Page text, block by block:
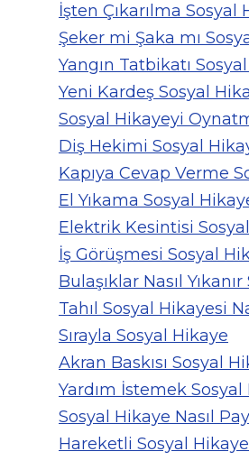
İşten Çıkarılma
Şeker mi Şaka mı
Yangın Tatbikatı
Yeni Kardeş Sosyal
Sosyal Hikayeyi
Diş Hekimi Sosyal
Kapıya Cevap Verme
El Yıkama Sosyal
Elektrik Kesintisi
İş Görüşmesi Sosyal
Bulaşıklar Nasıl
Tahıl Sosyal Hikayesi
Sırayla Sosyal Hikaye
Akran Baskısı Sosyal
Yardım İstemek Sosyal
Sosyal Hikaye Nasıl
Hareketli Sosyal Hikaye